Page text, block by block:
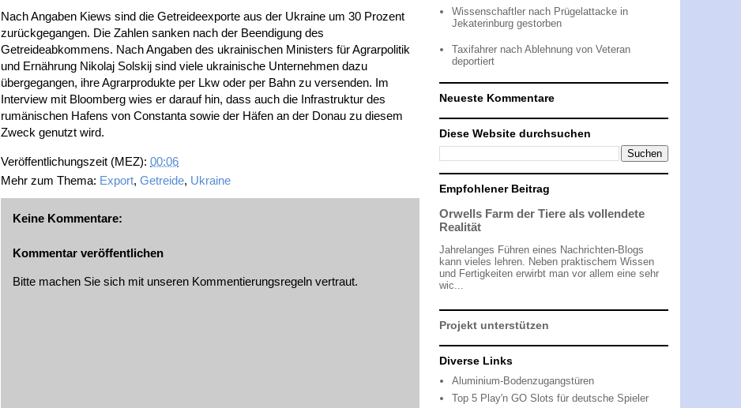
Nach Angaben Kiews sind die Getreideexporte aus der Ukraine um 30 Prozent
zurückgegangen. Die Zahlen sanken nach der Beendigung des
Getreideabkommens. Nach Angaben des ukrainischen Ministers für Agrarpolitik
und Ernährung Nikolaj Solskij sind viele ukrainische Unternehmen dazu
übergegangen, ihre Agrarprodukte per Lkw oder per Bahn zu versenden. Im
Interview mit Bloomberg wies er darauf hin, dass auch die Infrastruktur des
rumänischen Hafens von Constanta sowie der Häfen an der Donau zu diesem
Zweck genutzt wird.
Veröffentlichungszeit (MEZ): 00:06
Mehr zum Thema: Export, Getreide, Ukraine
Keine Kommentare:
Kommentar veröffentlichen
Bitte machen Sie sich mit unseren Kommentierungsregeln vertraut.
Wissenschaftler nach Prügelattacke in
Jekaterinburg gestorben
Taxifahrer nach Ablehnung von Veteran
deportiert
Neueste Kommentare
Diese Website durchsuchen
Empfohlener Beitrag
Orwells Farm der Tiere als vollendete
Realität
Jahrelanges Führen eines Nachrichten-Blogs
kann vieles lehren. Neben praktischem Wissen
und Fertigkeiten erwirbt man vor allem eine sehr
wic...
Projekt unterstützen
Diverse Links
Aluminium-Bodenzugangstüren
Top 5 Play'n GO Slots für deutsche Spieler